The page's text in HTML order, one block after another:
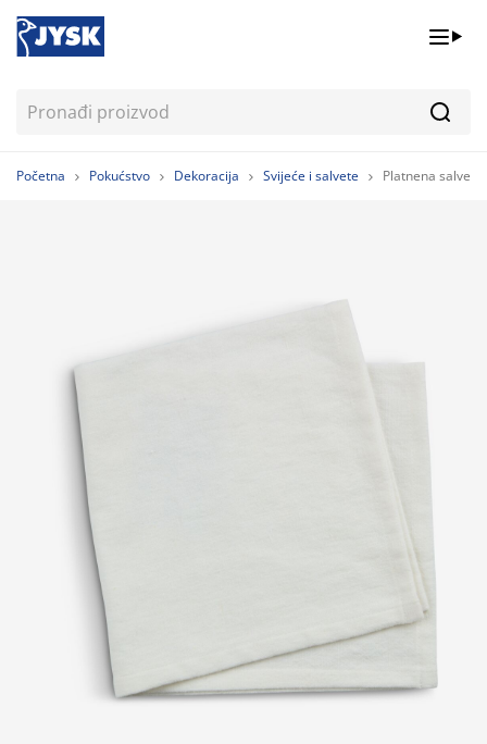
Početna Pokućstvo Dekoracija Svijeće i salvete Platnena salveta